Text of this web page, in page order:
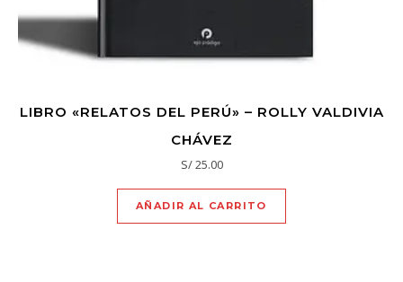
LIBRO «RELATOS DEL PERÚ» – ROLLY VALDIVIA
CHÁVEZ
S/25.00
AÑADIR AL CARRITO